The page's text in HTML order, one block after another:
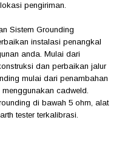
pengiriman.
Sistem Grounding
instalasi penangkal
anda. Mulai dari
dan perbaikan jalur
mulai dari penambahan
cadweld.
di bawah 5 ohm, alat
tester terkalibrasi.